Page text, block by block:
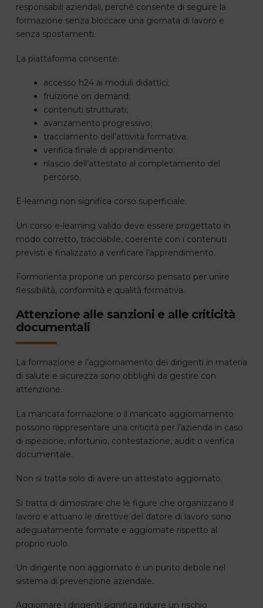
responsabili aziendali, perché consente di seguire la
formazione senza bloccare una giornata di lavoro e
senza spostamenti.
La piattaforma consente:
accesso h24 ai moduli didattici;
fruizione on demand;
contenuti strutturati;
avanzamento progressivo;
tracciamento dell’attività formativa;
verifica finale di apprendimento;
rilascio dell’attestato al completamento del
percorso.
E-learning non significa corso superficiale.
Un corso e-learning valido deve essere progettato in
modo corretto, tracciabile, coerente con i contenuti
previsti e finalizzato a verificare l’apprendimento.
Formorienta propone un percorso pensato per unire
flessibilità, conformità e qualità formativa.
Attenzione alle sanzioni e alle criticità
documentali
La formazione e l’aggiornamento dei dirigenti in materia
di salute e sicurezza sono obblighi da gestire con
attenzione.
La mancata formazione o il mancato aggiornamento
possono rappresentare una criticità per l’azienda in caso
di ispezione, infortunio, contestazione, audit o verifica
documentale.
Non si tratta solo di avere un attestato aggiornato.
Si tratta di dimostrare che le figure che organizzano il
lavoro e attuano le direttive del datore di lavoro sono
adeguatamente formate e aggiornate rispetto al
proprio ruolo.
Un dirigente non aggiornato è un punto debole nel
sistema di prevenzione aziendale.
Aggiornare i dirigenti significa ridurre un rischio